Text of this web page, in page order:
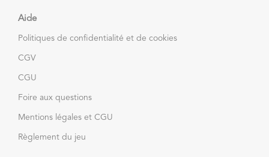
Aide
Politiques de confidentialité et de cookies
CGV
CGU
Foire aux questions
Mentions légales et CGU
Règlement du jeu